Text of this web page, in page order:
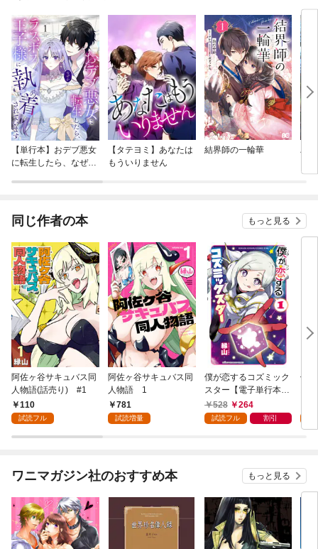
【単行本】おデブ悪女
に転生したら、なぜか
【タテヨミ】あなたは
もういりません
結界師の一輪華
バ
今
同じ作者の本 もっと見る
阿佐ヶ谷サキュバス同
人物語(話売り) #1
110
試読フル
阿佐ヶ谷サキュバス同
人物語 1
781
試読増量
僕が恋するコズミック
スター【電子単行本】
1528 264
試読フル 割引
僕
ワニマガジン社のおすすめ本 もっと見る